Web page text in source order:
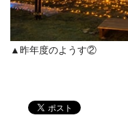
▲昨年度のようす②